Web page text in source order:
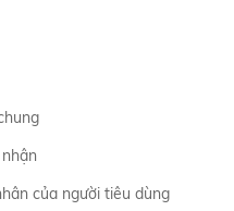
của người tiêu dùng